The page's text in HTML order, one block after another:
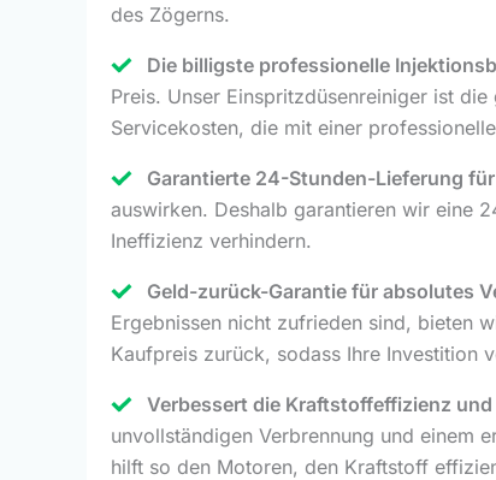
des Zögerns.
Die billigste professionelle
Preis. Unser Einspritzdüsenreiniger ist
Servicekosten, die mit einer
Garantierte 24-Stunden-Lieferung
auswirken. Deshalb garantieren wir eine
Ineffizienz verhindern.
Geld-zurück-Garantie für absolutes
Ergebnissen nicht zufrieden sind, bieten
Kaufpreis zurück, sodass Ihre Investition
Verbessert die Kraftstoffeffizienz
unvollständigen Verbrennung und einem
hilft so den Motoren, den Kraftstoff